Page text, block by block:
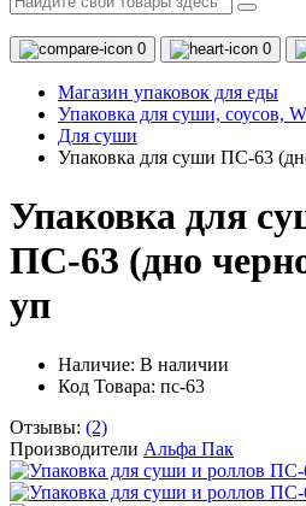
0 0
Магазин упаковок для еды
Упаковка для суши, соусов,
Для суши
Упаковка для суши ПС-63
Упаковка для
ПС-63 (дно
уп
Наличие: В наличии
Код Товара: пс-63
Отзывы: (2)
Производители Альфа Пак